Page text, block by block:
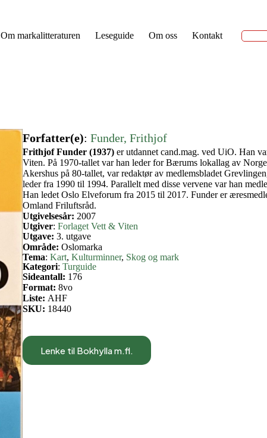
Om markalitteraturen Leseguide Om oss Kontakt
Forfatter(e): Funder, Frithjof
Frithjof Funder (1937) er utdannet cand.mag. ved UiO. Han
Viten. På 1970-tallet var han leder for Bærums lokallag av
Akershus på 80-tallet, var redaktør av medlemsbladet
leder fra 1990 til 1994. Parallelt med disse vervene var han
Han ledet Oslo Elveforum fra 2015 til 2017. Funder er
Omland Friluftsråd.
Utgivelsesår: 2007
Utgiver: Forlaget Vett & Viten
Utgave: 3. utgave
Område: Oslomarka
Tema: Kart, Kulturminner, Skog og mark
Kategori: Turguide
Sideantall: 176
Format: 8vo
Liste: AHF
SKU: 18440
Lenke til Bokhylla m.fl.